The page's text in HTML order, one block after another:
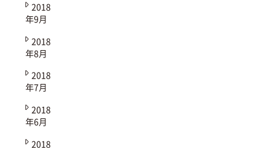
2018
年9月
2018
年8月
2018
年7月
2018
年6月
2018